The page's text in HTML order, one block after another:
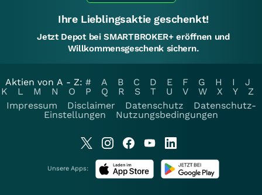
Ihre Lieblingsaktie geschenkt!
Jetzt Depot bei SMARTBROKER+ eröffnen und
Willkommensgeschenk sichern.
Aktien von A - Z: # A B C D E F G H I
J
K
L M N O P Q R S T U V W X Y
Z
Impressum
Disclaimer Datenschutz
Datenschutz-
Einstellungen
Nutzungsbedingungen
Unsere Apps: